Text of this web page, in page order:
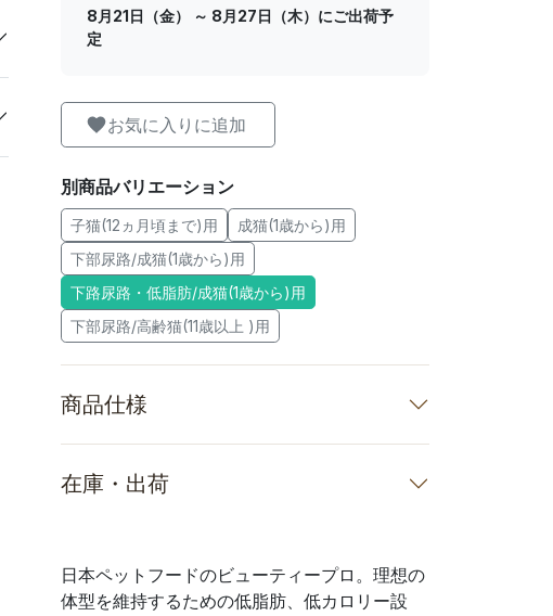
8月21日（金） ～ 8月27日（木）にご出荷予
定
お気に入りに追加
別商品バリエーション
子猫(12ヵ月頃まで)用
成猫(1歳から)用
下部尿路/成猫(1歳から)用
下路尿路・低脂肪/成猫(1歳から)用
下部尿路/高齢猫(11歳以上 )用
商品仕様
在庫・出荷
日本ペットフードのビューティープロ。理想の
体型を維持するための低脂肪、低カロリー設